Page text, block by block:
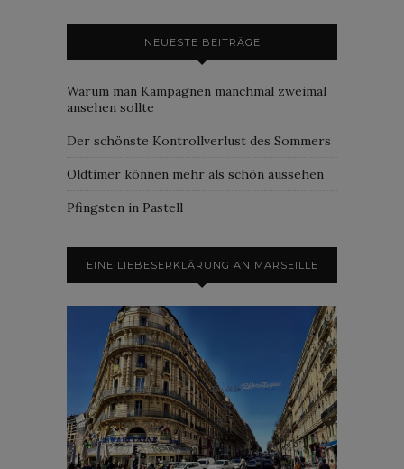
NEUESTE BEITRÄGE
Warum man Kampagnen manchmal zweimal
ansehen sollte
Der schönste Kontrollverlust des Sommers
Oldtimer können mehr als schön aussehen
Pfingsten in Pastell
EINE LIEBESERKLÄRUNG AN MARSEILLE